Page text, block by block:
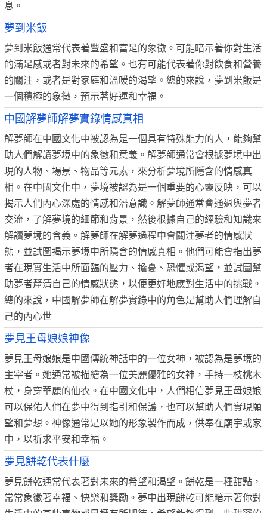
息。
夢到米飯
夢到米飯通常代表著豐盛和富足的象徵。可能暗示著你對生活
的滿足感或者對未來的希望。也有可能代表著你對飲食和營養
的關注，或者是對家庭和溫暖的渴望。總的來說，夢到米飯是
一個積極的象徵，預示著好運和幸福。
中國解夢師解夢實錄情感真相
解夢師在中國文化中被認為是一個具有特殊能力的人，能夠幫
助人們解讀夢境中的象徵和意義。解夢師通常會根據夢境中出
現的人物、場景、物品等元素，來分析夢境所隱含的情感真
相。在中國文化中，夢境被認為是一個重要的心靈反映，可以
揭示人們內心深處的情感和潛意識。解夢師通常會通過與夢者
交流，了解夢境的細節和背景，然後根據自己的經驗和知識來
解讀夢境的含義。解夢師在解夢過程中會關注夢者的情感狀
態，並試圖揭示夢境中所隱含的情感真相。他們可能會指出夢
者在現實生活中所面臨的壓力、擔憂、恐懼或渴望，並試圖幫
助夢者釐清自己的情感狀態，以便更好地應對生活中的挑戰。
總的來說，中國解夢師在解夢實錄中的角色是幫助人們理解自
己的內心世
夢見王母娘娘神像
夢見王母娘娘是中國傳統神話中的一位女神，被認為是夢境的
主宰者。她通常被描繪為一位美麗優雅的女神，手持一枝桃木
杖，身穿華麗的仙衣。在中國文化中，人們相信夢見王母娘娘
可以保佑人們在夢中得到指引和保護，也可以幫助人們實現願
望和夢想。神像通常是以她的形象製作而成，供奉在廟宇或家
中，以祈求平安和幸福。
夢見餅乾代表什麼
夢見餅乾通常代表著對未來的希望和渴望。餅乾是一種甜點，
常常象徵著幸福、快樂和獎勵。夢中出現餅乾可能暗示著你對